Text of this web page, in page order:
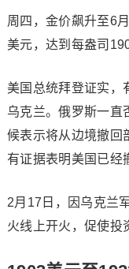
周四，金价飙升至6
美元，达到每盎司
美国总统拜登证实，
乌克兰。俄罗斯一直
候表示将从边境撤回
有证据表明美国已经
2月17日，因乌克兰
火线上开火，促使投